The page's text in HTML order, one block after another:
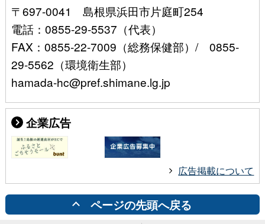
〒697-0041 島根県浜田市片庭町254
電話：0855-29-5537（代表）
FAX：0855-22-7009（総務保健部）/ 0855-
29-5562（環境衛生部）
hamada-hc@pref.shimane.lg.jp
企業広告
広告掲載について
ページの先頭へ戻る